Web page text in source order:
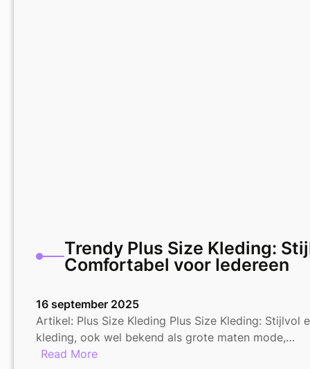
Trendy Plus Size Kleding:
Comfortabel voor Iedereen
16 september 2025
Artikel: Plus Size Kleding Plus Size Kleding: Stijlvol
kleding, ook wel bekend als grote maten mode,…
Read More: